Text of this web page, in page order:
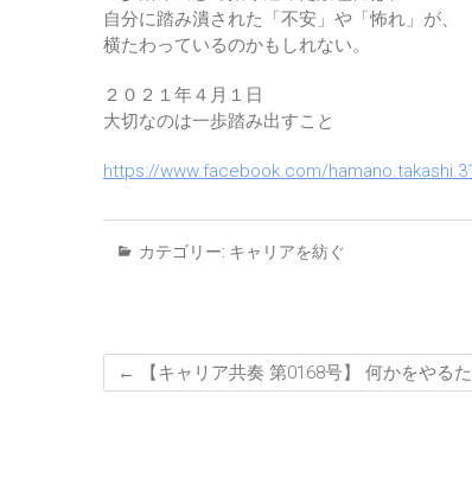
自分に踏み潰された「不安」や「怖れ」が、
横たわっているのかもしれない。
２０２１年４月１日
大切なのは一歩踏み出すこと
https://www.facebook.com/
カテゴリー: キャリアを紡ぐ
← 【キャリア共奏 第0168号】 何かをやる